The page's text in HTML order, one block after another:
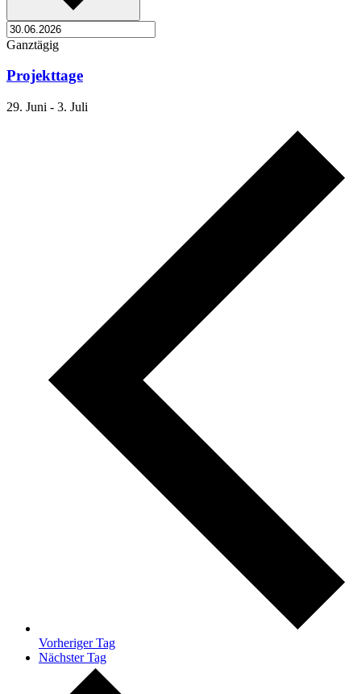
Ganztägig
Projekttage
29. Juni - 3. Juli
Vorheriger Tag
Nächster Tag